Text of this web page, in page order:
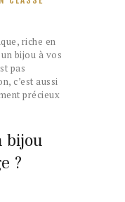
riche en
bijou à vos
pas
c’est aussi
précieux
bijou
?